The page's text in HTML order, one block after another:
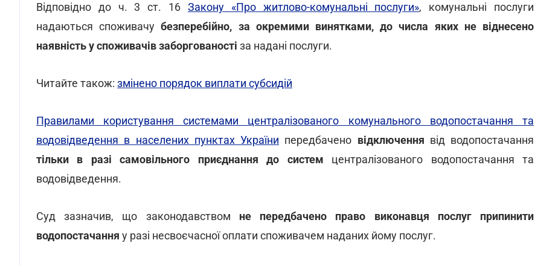
Відповідно до ч. 3 ст. 16 Закону «Про житлово-комунальні послуги», комунальні послуги
надаються споживачубезперебійно, за окремими винятками, до числа яких не віднесено
наявність у споживачів заборгованості за надані послуги.
Читайте також: змінено порядок виплати субсидій
Правилами користування системами централізованого комунального водопостачання та
водовідведення в населених пунктах України передбачено відключення від водопостачання
тільки в разі самовільного приєднання до систем централізованого водопостачання та
водовідведення.
Суд зазначив, що законодавством не передбачено право виконавця послуг припинити
водопостачання у разі несвоєчасної оплати споживачем наданих йому послуг.